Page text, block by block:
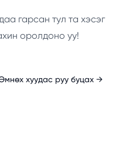
гарсан тул та хэсэг
оролдоно уу!
хуудас руу буцах →